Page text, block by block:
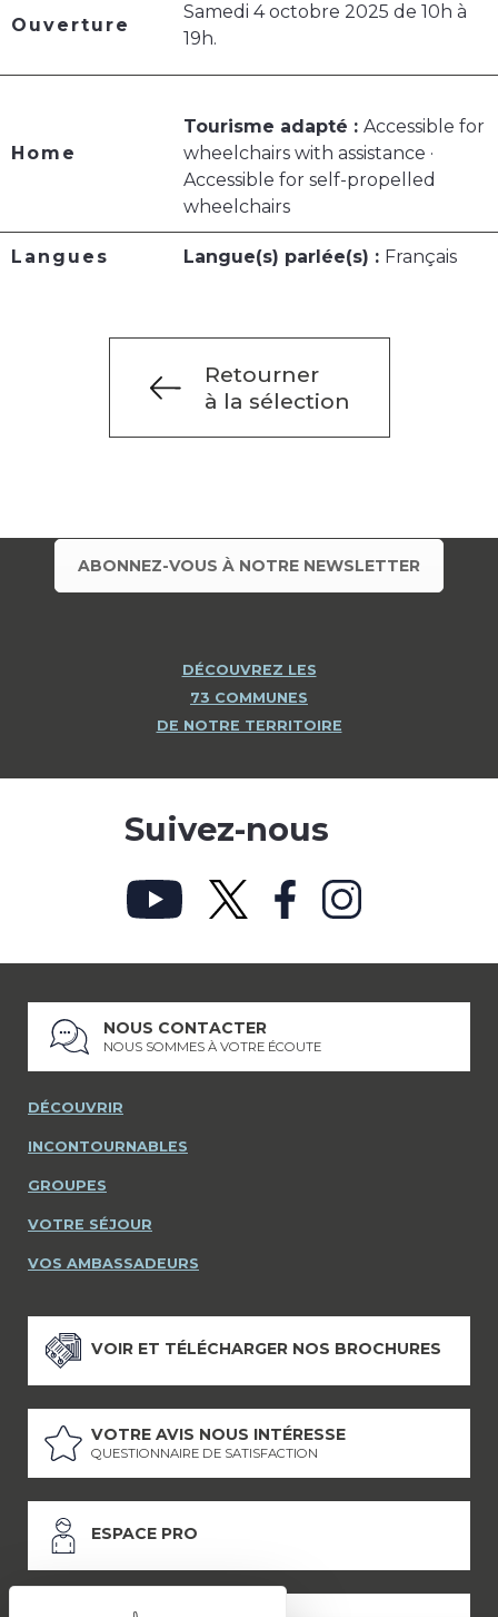
Ouverture
Samedi 4 octobre 2025 de 10h à
19h.
Home
Tourisme adapté : Accessible for
wheelchairs with assistance ·
Accessible for self-propelled
wheelchairs
Langues Langue(s) parlée(s) : Français
Retourner
à la sélection
ABONNEZ-VOUS À NOTRE NEWSLETTER
DÉCOUVREZ LES
73 COMMUNES
DE NOTRE TERRITOIRE
Suivez-nous
NOUS CONTACTER
NOUS SOMMES À VOTRE ÉCOUTE
DÉCOUVRIR
INCONTOURNABLES
GROUPES
VOTRE SÉJOUR
VOS AMBASSADEURS
VOIR ET TÉLÉCHARGER NOS BROCHURES
VOTRE AVIS NOUS INTÉRESSE
QUESTIONNAIRE DE SATISFACTION
ESPACE PRO